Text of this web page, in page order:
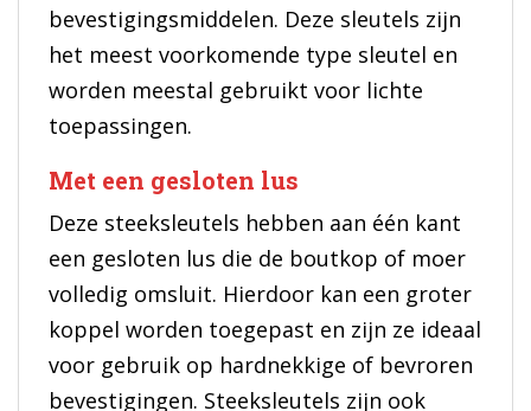
bevestigingsmiddelen. Deze sleutels zijn
het meest voorkomende type sleutel en
worden meestal gebruikt voor lichte
toepassingen.
Met een gesloten lus
Deze steeksleutels hebben aan één kant
een gesloten lus die de boutkop of moer
volledig omsluit. Hierdoor kan een groter
koppel worden toegepast en zijn ze ideaal
voor gebruik op hardnekkige of bevroren
bevestigingen. Steeksleutels zijn ook